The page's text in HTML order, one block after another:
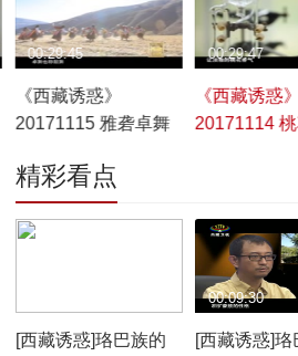
《西藏诱惑》
20171115 雅砻卓舞
00:29:45
《西藏诱惑》
20171114
00:29:47
精彩看点
[西藏诱惑]珞巴族的
[西藏诱惑]珞
00:09:30